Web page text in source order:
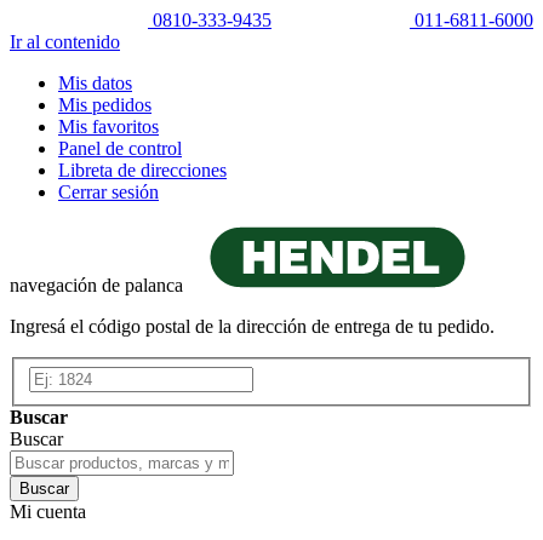
0810-333-9435
011-6811-6000
Ir al contenido
Mis datos
Mis pedidos
Mis favoritos
Panel de control
Libreta de direcciones
Cerrar sesión
navegación de palanca
Ingresá el código postal de la dirección de entrega de tu pedido.
Buscar
Buscar
Buscar
Mi cuenta